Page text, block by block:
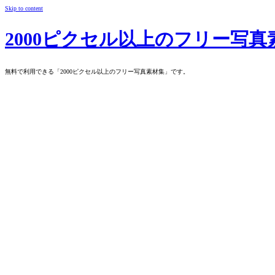
Skip to content
2000ピクセル以上のフリー写真
無料で利用できる「2000ピクセル以上のフリー写真素材集」です。